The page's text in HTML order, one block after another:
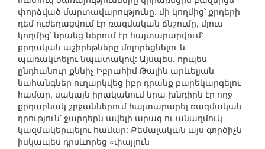
փորձված մարտավարությունը. մի կողմից՝ քրդերի
դեմ ուժեղացվում էր ռազմական ճնշումը, մյուս
կողմից՝ նրանց ներում էր հայտարարվում՝
քրդական աշիրեթները մոլորեցնելու և
պառակտելու նպատակով: Այսպես, որպես
ընդհանուր քննիչ Իբրահիմ Թալին արևելյան
նահանգներ ուղարկվեց իբր դրանք բարեկարգելու
համար, սակայն իրականում նրա խնդիրն էր ողջ
քրդաբնակ շրջաններում հայտարարել ռազմական
դրություն՝ ջարդերն ավելի արագ ու անաղմուկ
կազմակերպելու համար: Քեմալական այս գործիչն
իսկապես դրսևորեց «փայլուն